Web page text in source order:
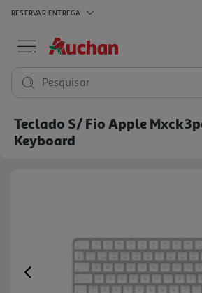
RESERVAR ENTREGA
Pesquisar
Teclado S/ Fio Apple
Keyboard
Previous